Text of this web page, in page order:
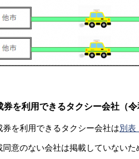
券を利用できるタクシー会社（令
券を利用できるタクシー会社は別表
同意のない会社は掲載していない